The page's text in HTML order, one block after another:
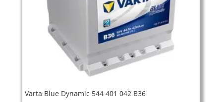
Varta Blue Dynamic 544 401 042 B36